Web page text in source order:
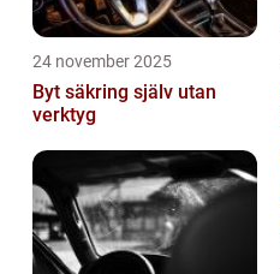
24 november 2025
Byt säkring själv utan
verktyg